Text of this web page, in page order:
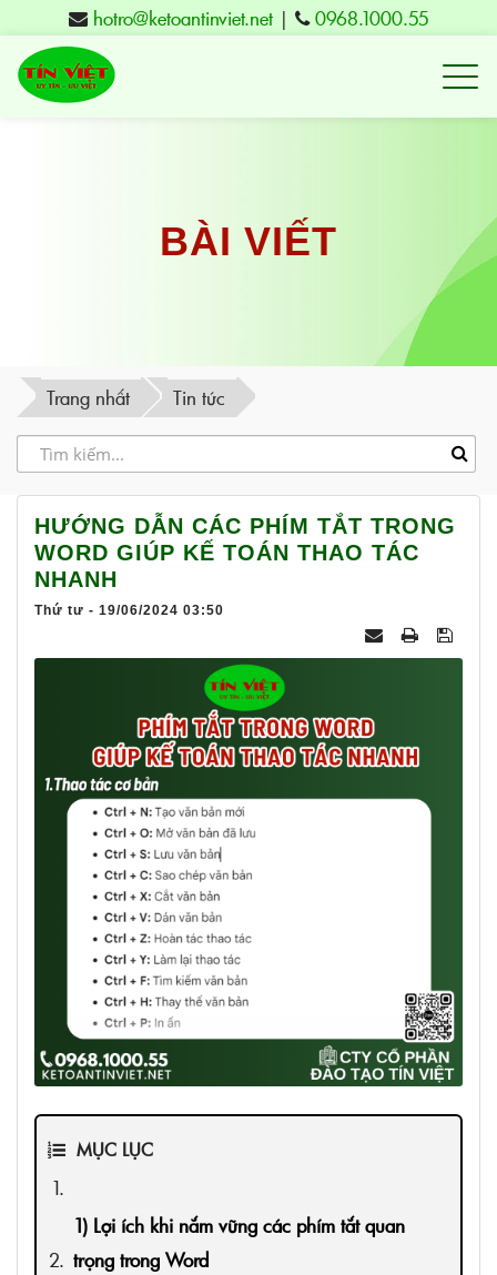
hotro@ketoantinviet.net| 0968.1000.55
Kế
Phú
Yên
tạo
Việt
-
BÀI VIẾT
Trang nhất Tin tức
HƯỚNG DẪN CÁC PHÍM TẮT TRONG
WORD GIÚP KẾ TOÁN THAO TÁC
NHANH
Thứ tư - 19/06/2024 03:50
MỤC LỤC
1) Lợi ích khi nắm vững các phím tắt quan
trọng trong Word